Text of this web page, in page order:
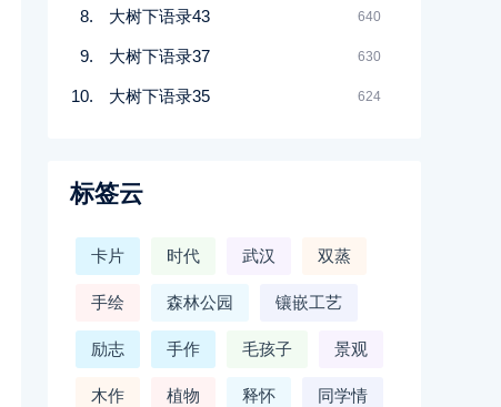
大树下语录43 640
大树下语录37 630
大树下语录35 624
标签云
卡片 时代 武汉 双蒸
手绘 森林公园 镶嵌工艺
励志 手作 毛孩子 景观
木作 植物 释怀 同学情